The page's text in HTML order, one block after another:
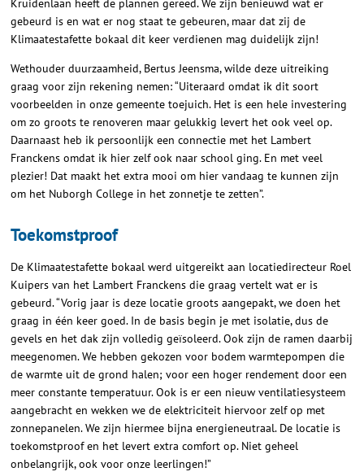
Kruidenlaan heeft de plannen gereed. We zijn benieuwd wat er
gebeurd is en wat er nog staat te gebeuren, maar dat zij de
Klimaatestafette bokaal dit keer verdienen mag duidelijk zijn!
Wethouder duurzaamheid, Bertus Jeensma, wilde deze uitreiking
graag voor zijn rekening nemen: “Uiteraard omdat ik dit soort
voorbeelden in onze gemeente toejuich. Het is een hele investering
om zo groots te renoveren maar gelukkig levert het ook veel op.
Daarnaast heb ik persoonlijk een connectie met het Lambert
Franckens omdat ik hier zelf ook naar school ging. En met veel
plezier! Dat maakt het extra mooi om hier vandaag te kunnen zijn
om het Nuborgh College in het zonnetje te zetten”.
Toekomstproof
De Klimaatestafette bokaal werd uitgereikt aan locatiedirecteur Roel
Kuipers van het Lambert Franckens die graag vertelt wat er is
gebeurd. “Vorig jaar is deze locatie groots aangepakt, we doen het
graag in één keer goed. In de basis begin je met isolatie, dus de
gevels en het dak zijn volledig geïsoleerd. Ook zijn de ramen daarbij
meegenomen. We hebben gekozen voor bodem warmtepompen die
de warmte uit de grond halen; voor een hoger rendement door een
meer constante temperatuur. Ook is er een nieuw ventilatiesysteem
aangebracht en wekken we de elektriciteit hiervoor zelf op met
zonnepanelen. We zijn hiermee bijna energieneutraal. De locatie is
toekomstproof en het levert extra comfort op. Niet geheel
onbelangrijk, ook voor onze leerlingen!”